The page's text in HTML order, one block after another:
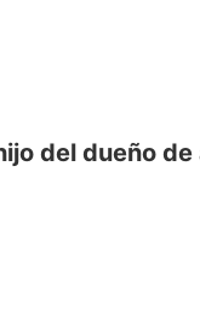
del dueño